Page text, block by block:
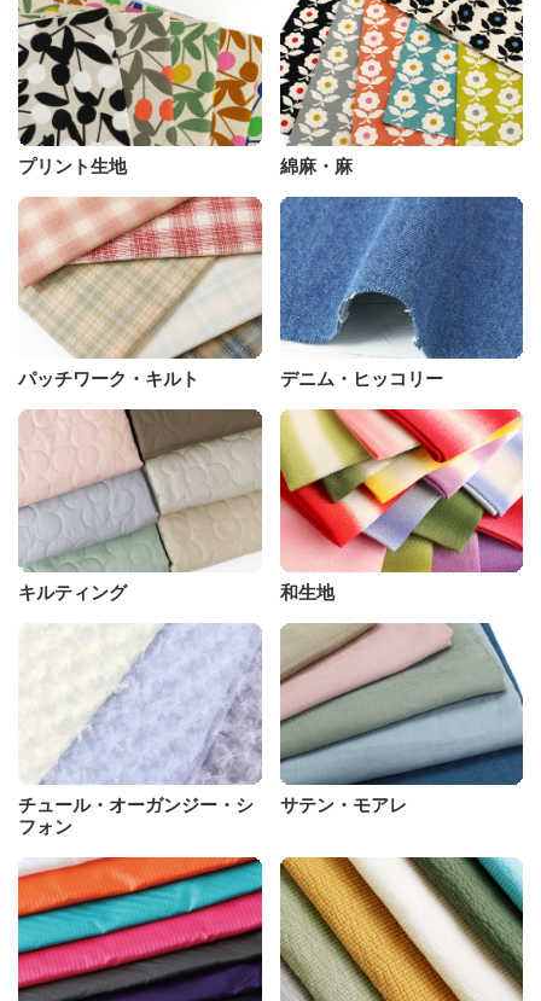
プリント生地 綿麻・麻
パッチワーク・キルト デニム・ヒッコリー
キルティング 和生地
チュール・オーガンジー・シ
フォン
サテン・モアレ